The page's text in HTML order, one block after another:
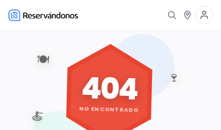
🍽️
🍷
🍝
404
NO ENCONTRADO